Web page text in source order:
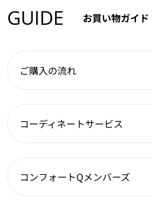
GUIDE お買い物ガイド
ご購入の流れ
コーディネートサービス
コンフォートQメンバーズ